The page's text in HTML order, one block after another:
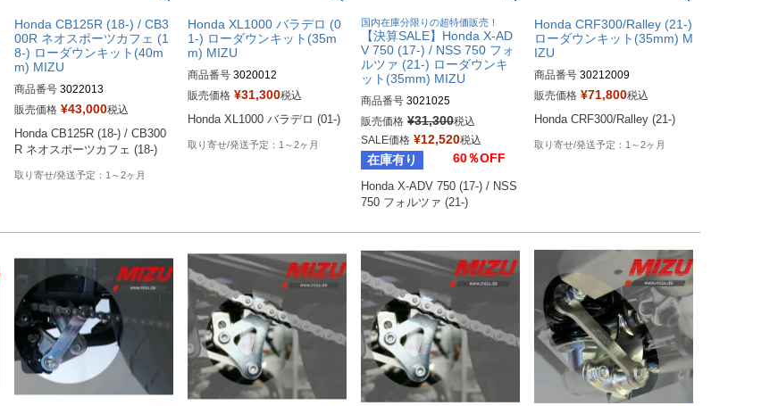
Honda CB125R (18-) / CB3
00R ネオスポーツカフェ (1
8-) ローダウンキット(40m
m) MIZU
商品番号 3022013
販売価格 ¥43,000税込
Honda CB125R (18-) / CB300
R ネオスポーツカフェ (18-)
1～2ヶ月
Honda XL1000 バラデロ (0
1-) ローダウンキット(35m
m) MIZU
商品番号 3020012
販売価格 ¥31,300税込
Honda XL1000 バラデロ (01-)
1～2ヶ月
国内在庫分限りの超特価販売！
【決算SALE】Honda X-AD
V 750 (17-) / NSS 750 フォ
ルツァ (21-) ローダウンキ
ット(35mm) MIZU
商品番号 3021025
販売価格 ¥31,300税込
SALE価格 ¥12,520税込
在庫有り 60％OFF
Honda X-ADV 750 (17-) / NSS
750 フォルツァ (21-)
Honda CRF300/Ralley (21-)
ローダウンキット(35mm) M
IZU
商品番号 30212009
販売価格 ¥71,800税込
Honda CRF300/Ralley (21-)
1～2ヶ月